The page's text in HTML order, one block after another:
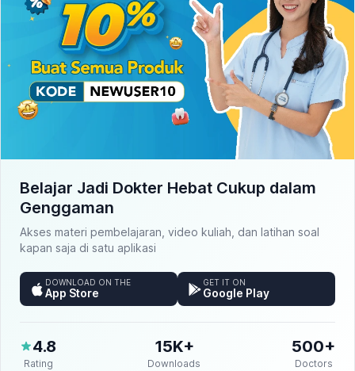
Belajar Jadi Dokter Hebat Cukup dalam
Genggaman
Akses materi pembelajaran, video kuliah, dan latihan soal
kapan saja di satu aplikasi
DOWNLOAD ON THE
App Store
GET IT ON
Google Play
4.8
Rating
15K+
Downloads
500+
Doctors